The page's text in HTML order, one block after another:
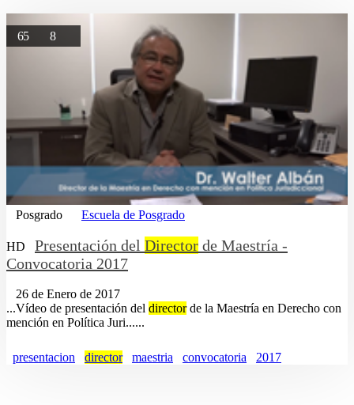
65 8
Posgrado Escuela de Posgrado
HD Presentación del Director de Maestría -
Convocatoria 2017
26 de Enero de 2017
...Vídeo de presentación del directorde la Maestría en Derecho con
mención en Política Juri......
presentacion director maestria convocatoria 2017